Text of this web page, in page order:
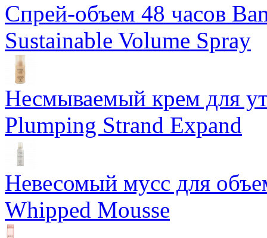
Спрей-объем 48 часов
Sustainable Volume Spray
Несмываемый крем для
Plumping Strand Expand
Невесомый мусс для
Whipped Mousse